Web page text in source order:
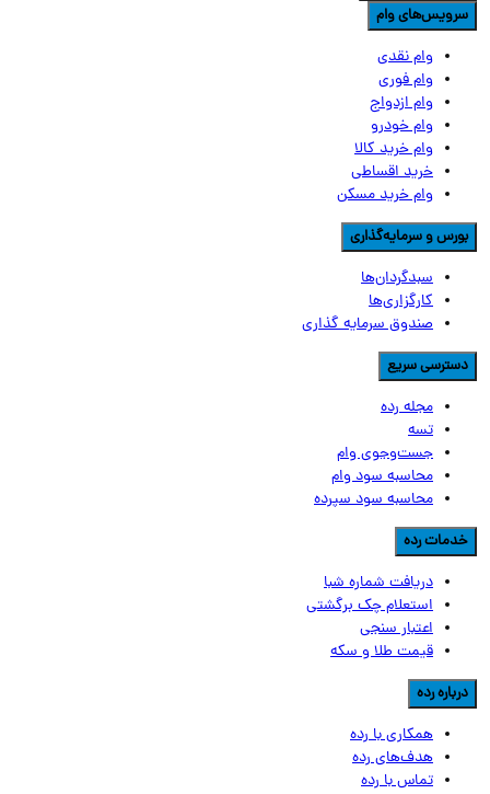
وام
وام نقدی
وام فوری
وام ازدواج
وام خودرو
وام خرید کالا
خرید اقساطی
وام خرید مسکن
و سرمایه‌گذاری
سبدگردان‌ها
کارگزاری‌ها
صندوق سرمایه گذاری
سریع
مجله رده
تسه
جست‌وجوی وام
محاسبه سود وام
محاسبه سود سپرده
رده
دریافت شماره شبا
استعلام چک برگشتی
اعتبار سنجی
قیمت طلا و سکه
رده
همکاری با رده
هدف‌های رده
تماس‌ با‌ رده